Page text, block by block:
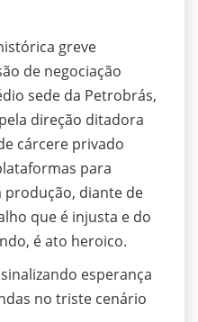
greve
de negociação
sede da Petrobrás,
direção ditadora
cárcere privado
para
diante de
que é injusta e do
é ato heroico.
esperança
no triste cenário